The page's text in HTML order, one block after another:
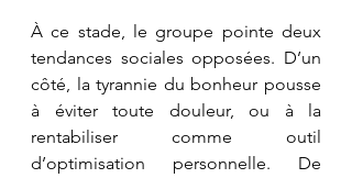
À ce stade, le groupe pointe deux
tendances sociales opposées. D’un
côté, la tyrannie du bonheur pousse
à éviter toute douleur, ou à la
rentabiliser comme outil
d’optimisation personnelle. De